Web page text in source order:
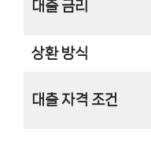
대출 금리
상환 방식
대출 자격 조건